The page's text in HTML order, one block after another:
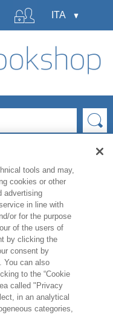
le ferie estive
ordini è garantita
ordini effettuati
evasi a partire da
i giorni di
tools and may,
cookies or other
advertising
in line with
or for the purpose
of the users of
by clicking the
consent by
You can also
to the “Cookie
called "Privacy
in an analytical
categories,